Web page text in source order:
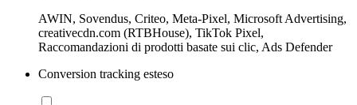
AWIN, Sovendus, Criteo, Meta-Pixel, Microsoft Advertising,
creativecdn.com (RTBHouse), TikTok Pixel,
Raccomandazioni di prodotti basate sui clic, Ads Defender
Conversion tracking esteso